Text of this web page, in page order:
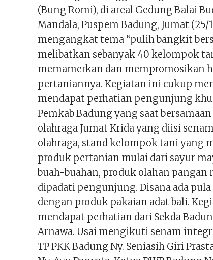
(Bung Romi), di areal Gedung Balai
Mandala, Puspem Badung, Jumat (25/
mengangkat tema “pulih bangkit
melibatkan sebanyak 40 kelompok
memamerkan dan mempromosikan
pertaniannya. Kegiatan ini cukup
mendapat perhatian pengunjung
Pemkab Badung yang saat
olahraga Jumat Krida yang diisi
olahraga, stand kelompok tani yang
produk pertanian mulai dari sayur
buah-buahan, produk olahan pangan
dipadati pengunjung. Disana ada
dengan produk pakaian adat bali.
mendapat perhatian dari Sekda
Arnawa. Usai mengikuti senam
TP PKK Badung Ny. Seniasih Giri